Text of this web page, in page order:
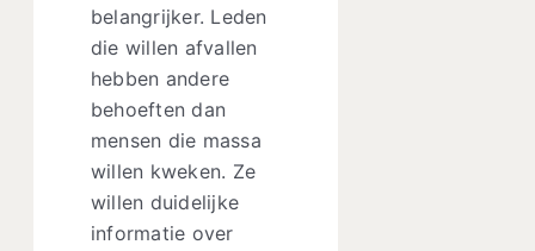
belangrijker. Leden
die willen afvallen
hebben andere
behoeften dan
mensen die massa
willen kweken. Ze
willen duidelijke
informatie over